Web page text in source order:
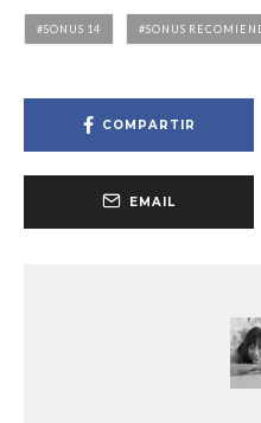
SONUS 14 SONUS
COMPARTIR
EMAIL